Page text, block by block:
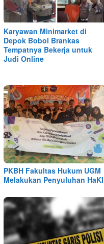
Karyawan Minimarket di
Depok Bobol Brankas
Tempatnya Bekerja untuk
Judi Online
PKBH Fakultas Hukum UGM
Melakukan Penyuluhan HaKI